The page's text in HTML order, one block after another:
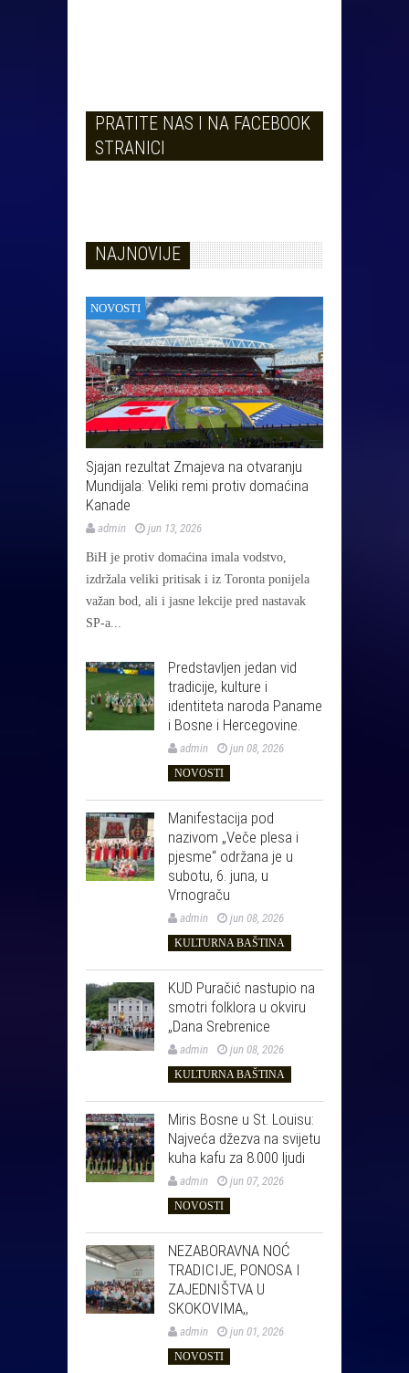
PRATITE NAS I NA FACEBOOK
STRANICI
NAJNOVIJE
NOVOSTI
Sjajan rezultat Zmajeva na otvaranju
Mundijala: Veliki remi protiv domaćina
Kanade
admin jun 13, 2026
BiH je protiv domaćina imala vodstvo,
izdržala veliki pritisak i iz Toronta ponijela
važan bod, ali i jasne lekcije pred nastavak
SP-a...
Predstavljen jedan vid
tradicije, kulture i
identiteta naroda Paname
i Bosne i Hercegovine.
admin jun 08, 2026
NOVOSTI
Manifestacija pod
nazivom „Veče plesa i
pjesme“ održana je u
subotu, 6. juna, u
Vrnograču
admin jun 08, 2026
KULTURNA BAŠTINA
KUD Puračić nastupio na
smotri folklora u okviru
„Dana Srebrenice
admin jun 08, 2026
KULTURNA BAŠTINA
Miris Bosne u St. Louisu:
Najveća džezva na svijetu
kuha kafu za 8.000 ljudi
admin jun 07, 2026
NOVOSTI
NEZABORAVNA NOĆ
TRADICIJE, PONOSA I
ZAJEDNIŠTVA U
SKOKOVIMA,,
admin jun 01, 2026
NOVOSTI